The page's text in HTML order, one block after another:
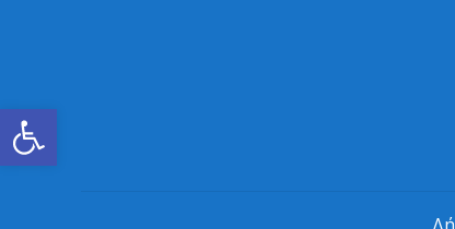
Ανοίξτε τη γραμμή εργαλείων